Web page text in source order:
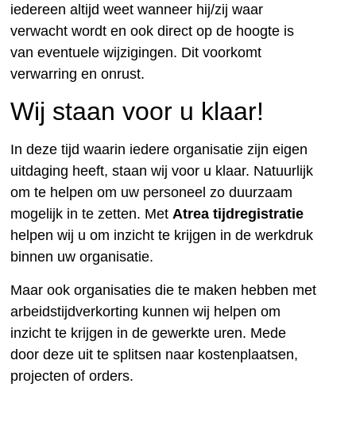
iedereen altijd weet wanneer hij/zij waar
verwacht wordt en ook direct op de hoogte is
van eventuele wijzigingen. Dit voorkomt
verwarring en onrust.
Wij staan voor u klaar!
In deze tijd waarin iedere organisatie zijn eigen
uitdaging heeft, staan wij voor u klaar. Natuurlijk
om te helpen om uw personeel zo duurzaam
mogelijk in te zetten. MetAtrea tijdregistratie
helpen wij u om inzicht te krijgen in de werkdruk
binnen uw organisatie.
Maar ook organisaties die te maken hebben met
arbeidstijdverkorting kunnen wij helpen om
inzicht te krijgen in de gewerkte uren. Mede
door deze uit te splitsen naar kostenplaatsen,
projecten of orders.